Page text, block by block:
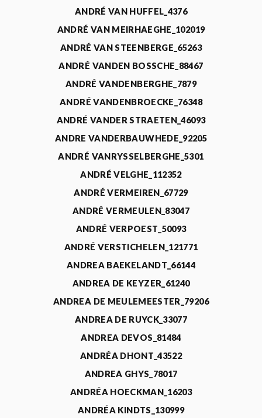
ANDRÉ VAN HUFFEL_4376
ANDRÉ VAN MEIRHAEGHE_102019
ANDRÉ VAN STEENBERGE_65263
ANDRÉ VANDEN BOSSCHE_88467
ANDRÉ VANDENBERGHE_7879
ANDRÉ VANDENBROECKE_76348
ANDRÉ VANDER STRAETEN_46093
ANDRE VANDERBAUWHEDE_92205
ANDRÉ VANRYSSELBERGHE_5301
ANDRÉ VELGHE_112352
ANDRÉ VERMEIREN_67729
ANDRÉ VERMEULEN_83047
ANDRÉ VERPOEST_50093
ANDRÉ VERSTICHELEN_121771
ANDREA BAEKELANDT_66144
ANDREA DE KEYZER_61240
ANDREA DE MEULEMEESTER_79206
ANDREA DE RUYCK_33077
ANDREA DEVOS_81484
ANDRÉA DHONT_43522
ANDREA GHYS_78017
ANDRÉA HOECKMAN_16203
ANDRÉA KINDTS_130999